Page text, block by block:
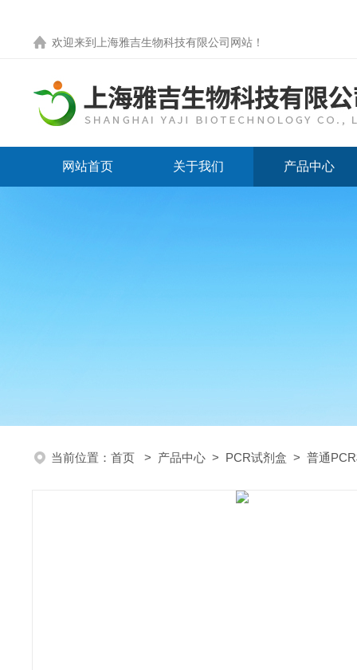
欢迎来到 上海雅吉生物科技有限公司网站 ！
网站首页 关于我们 产品中心
当前位置： 首页 > 产品中心 > PCR试剂盒 > 普通